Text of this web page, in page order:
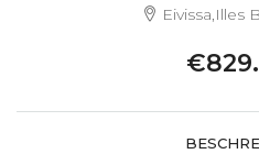
Eivissa,Illes